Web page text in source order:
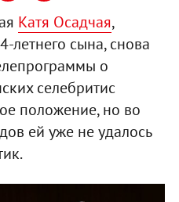
Катя Осадчая,
летнего сына, снова
о
селебритис
положение, но во
ей уже не удалось